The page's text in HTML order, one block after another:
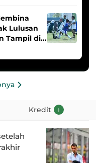
Lulusan
Tampil di
Kredit 1